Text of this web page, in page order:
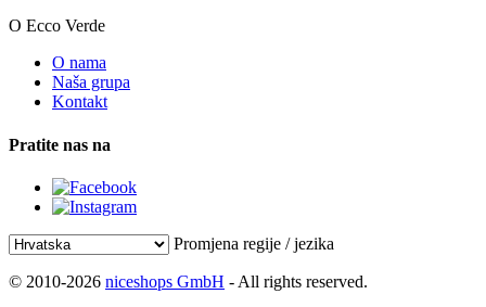
O Ecco Verde
O nama
Naša grupa
Kontakt
Pratite nas na
Promjena regije / jezika
© 2010-2026 niceshops GmbH - All rights reserved.